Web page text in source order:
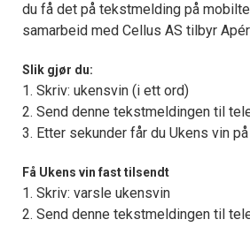
du få det på tekstmelding på
samarbeid med Cellus AS tilbyr
Slik gjør du:
1. Skriv: ukensvin (i ett ord)
2. Send denne tekstmeldingen til
3. Etter sekunder får du Ukens vin
Få Ukens vin fast tilsendt
1. Skriv: varsle ukensvin
2. Send denne tekstmeldingen til